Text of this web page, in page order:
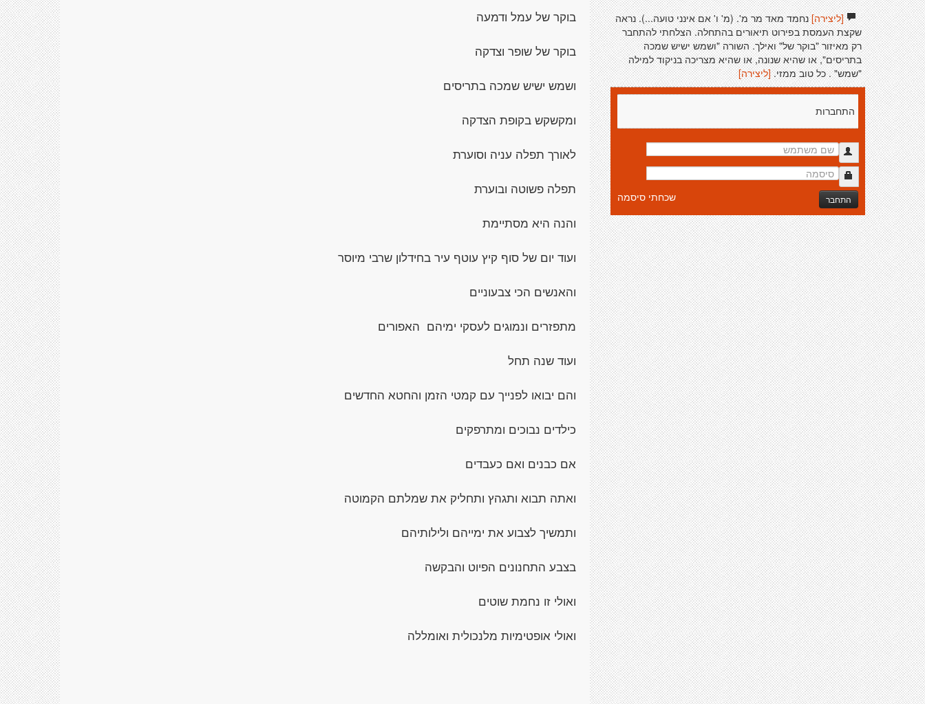
בוקר של עמל ודמעה
בוקר של שופר וצדקה
ושמש ישיש שמכה בתריסים
ומקשקש בקופת הצדקה
לאורך תפלה עניה וסוערת
תפלה פשוטה ובוערת
והנה היא מסתיימת
ועוד יום של סוף קיץ עוטף עיר בחידלון שרבי מיוסר
והאנשים הכי צבעוניים
מתפזרים ונמוגים לעסקי ימיהם האפורים
ועוד שנה תחל
והם יבואו לפנייך עם קמטי הזמן והחטא החדשים
כילדים נבוכים ומתרפקים
אם כבנים ואם כעבדים
ואתה תבוא ותגהץ ותחליק את שמלתם הקמוטה
ותמשיך לצבוע את ימייהם ולילותיהם
בצבע התחנונים הפיוט והבקשה
ואולי זו נחמת שוטים
ואולי אופטימיות מלנכולית ואומללה
[ליצירה]נחמד מאד מר מ'. (מ' ו' אם אינני טועה...). נראה
שקצת העמסת בפירוט תיאורים בהתחלה. הצלחתי להתחבר
רק מאיזור "בוקר של" ואילך. השורה "ושמש ישיש שמכה
בתריסים", או שהיא שנונה, או שהיא מצריכה בניקוד למילה
"שמש" . כל טוב ממזי. [ליצירה]
התחברות
התחבר שכחתי סיסמה